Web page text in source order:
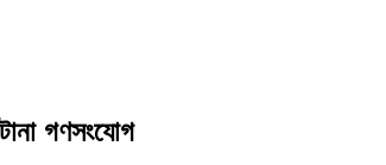
গণসংযোগ